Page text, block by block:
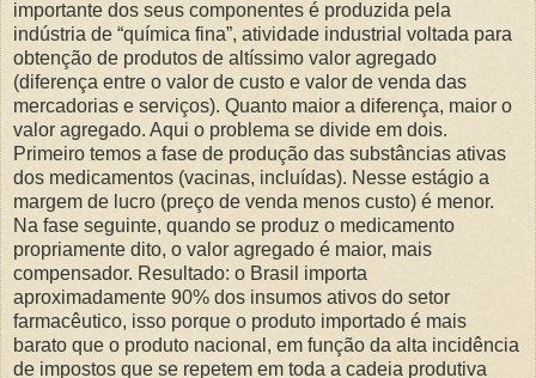
importante dos seus componentes é produzida pela
indústria de “química fina”, atividade industrial voltada para
obtenção de produtos de altíssimo valor agregado
(diferença entre o valor de custo e valor de venda das
mercadorias e serviços). Quanto maior a diferença, maior o
valor agregado. Aqui o problema se divide em dois.
Primeiro temos a fase de produção das substâncias ativas
dos medicamentos (vacinas, incluídas). Nesse estágio a
margem de lucro (preço de venda menos custo) é menor.
Na fase seguinte, quando se produz o medicamento
propriamente dito, o valor agregado é maior, mais
compensador. Resultado: o Brasil importa
aproximadamente 90% dos insumos ativos do setor
farmacêutico, isso porque o produto importado é mais
barato que o produto nacional, em função da alta incidência
de impostos que se repetem em toda a cadeia produtiva